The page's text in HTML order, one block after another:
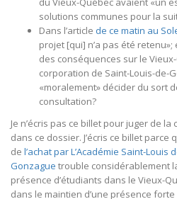
solutions communes pour la
Dans l’article de ce matin au
projet [qui] n’a pas été
des conséquences sur le
corporation de Saint-Louis-de-
«moralement» décider du sort
consultation?
Je n’écris pas ce billet pour juger de
dans ce dossier. J’écris ce billet
de l’achat par L’Académie Saint-Louis
Gonzague trouble considérablement
présence d’étudiants dans le Vieux-
dans le maintien d’une présence forte